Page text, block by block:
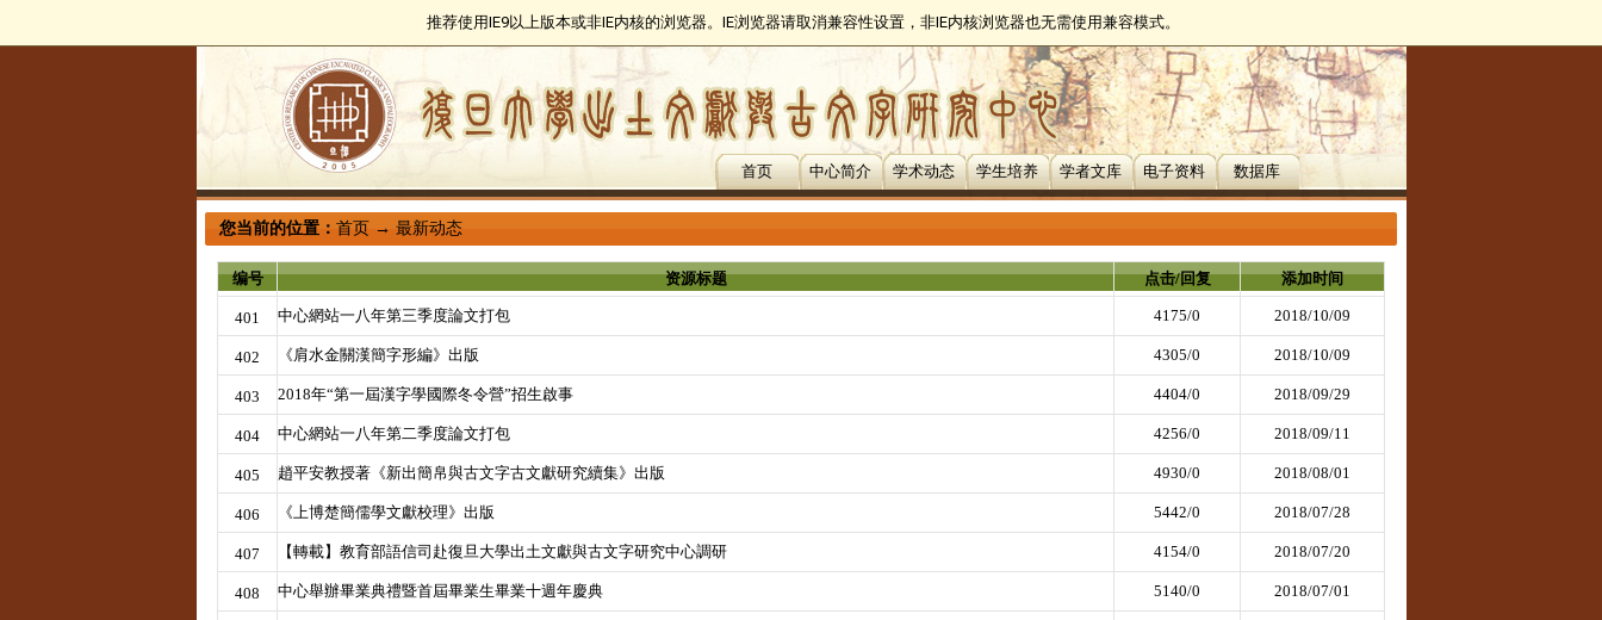
推荐使用IE9以上版本或非IE内核的浏览器。IE浏览器请取消兼容性设置，非IE内核浏览器也无需使用兼容模式。
首页 中心简介 学术动态 学生培养 学者文库 电子资料 数据库
您当前的位置： 首页 → 最新动态
编号 资源标题 点击/回复 添加时间
401 中心網站一八年第三季度論文打包 4175/0 2018/10/09
402 《肩水金關漢簡字形編》出版 4305/0 2018/10/09
403 2018年“第一屆漢字學國際冬令營”招生啟事 4404/0 2018/09/29
404 中心網站一八年第二季度論文打包 4256/0 2018/09/11
405 趙平安教授著《新出簡帛與古文字古文獻研究續集》出版 4930/0 2018/08/01
406 《上博楚簡儒學文獻校理》出版 5442/0 2018/07/28
407 【轉載】教育部語信司赴復旦大學出土文獻與古文字研究中心調研 4154/0 2018/07/20
408 中心舉辦畢業典禮暨首屆畢業生畢業十週年慶典 5140/0 2018/07/01